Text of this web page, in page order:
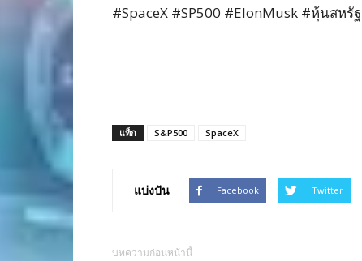
#SpaceX #SP500 #ElonMusk #หุ้นสหรัฐ
แท็ก S&P500 SpaceX
แบ่งปัน Facebook Twitter
บทความก่อนหน้านี้